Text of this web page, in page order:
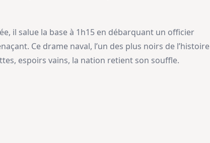
il salue la base à 1h15 en débarquant un officier
Ce drame naval, l’un des plus noirs de l’histoire
espoirs vains, la nation retient son souffle.